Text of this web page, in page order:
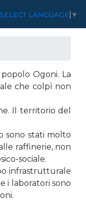
SELECT LANGUAGE ▼
Ogoni. La
che colpì non
Il territorio del
sono stati molto
raffinerie, non
sociale.
infrastrutturale
i laboratori sono